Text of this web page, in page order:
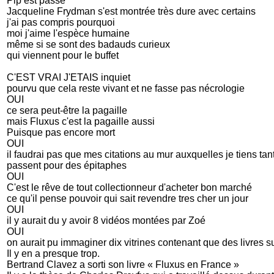
Jacqueline Frydman s'est montrée très dure avec certains
j'ai pas compris pourquoi
moi j'aime l'espèce humaine
même si se sont des badauds curieux
qui viennent pour le buffet
C'EST VRAI J'ETAIS inquiet
pourvu que cela reste vivant et ne fasse pas nécrologie
OUI
ce sera peut-être la pagaille
mais Fluxus c'est la pagaille aussi
Puisque pas encore mort
OUI
il faudrai pas que mes citations au mur auxquelles je tiens
passent pour des épitaphes
OUI
C'est le rêve de tout collectionneur d'acheter bon marché
ce qu'il pense pouvoir qui sait revendre tres cher un jour
OUI
il y aurait du y avoir 8 vidéos montées par Zoé
OUI
on aurait pu immaginer dix vitrines contenant que des livres
Il y en a presque trop.
Bertrand Clavez a sorti son livre « Fluxus en France »